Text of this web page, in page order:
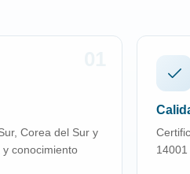
Corea del Sur y
conocimiento